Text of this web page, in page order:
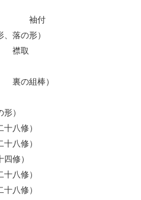
袖付
落の形）
襟取
の組棒）
）
八修）
八修）
）
八修）
修）